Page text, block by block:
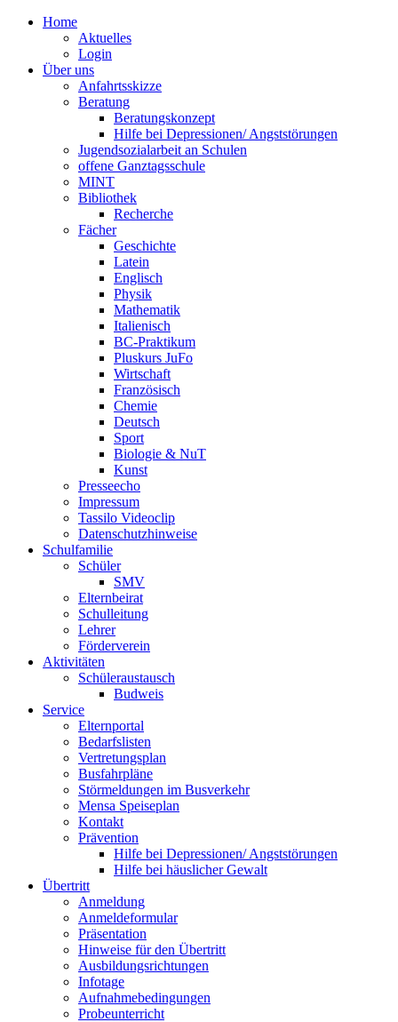
Home
Aktuelles
Login
Über uns
Anfahrtsskizze
Beratung
Beratungskonzept
Hilfe bei Depressionen/ Angststörungen
Jugendsozialarbeit an Schulen
offene Ganztagsschule
MINT
Bibliothek
Recherche
Fächer
Geschichte
Latein
Englisch
Physik
Mathematik
Italienisch
BC-Praktikum
Pluskurs JuFo
Wirtschaft
Französisch
Chemie
Deutsch
Sport
Biologie & NuT
Kunst
Presseecho
Impressum
Tassilo Videoclip
Datenschutzhinweise
Schulfamilie
Schüler
SMV
Elternbeirat
Schulleitung
Lehrer
Förderverein
Aktivitäten
Schüleraustausch
Budweis
Service
Elternportal
Bedarfslisten
Vertretungsplan
Busfahrpläne
Störmeldungen im Busverkehr
Mensa Speiseplan
Kontakt
Prävention
Hilfe bei Depressionen/ Angststörungen
Hilfe bei häuslicher Gewalt
Übertritt
Anmeldung
Anmeldeformular
Präsentation
Hinweise für den Übertritt
Ausbildungsrichtungen
Infotage
Aufnahmebedingungen
Probeunterricht